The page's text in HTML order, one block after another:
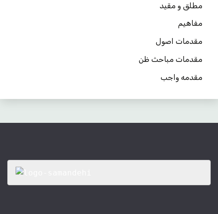
مطلق و مقید
مفاهیم
مقدمات اصول
مقدمات مباحث ظن
مقدمه واجب